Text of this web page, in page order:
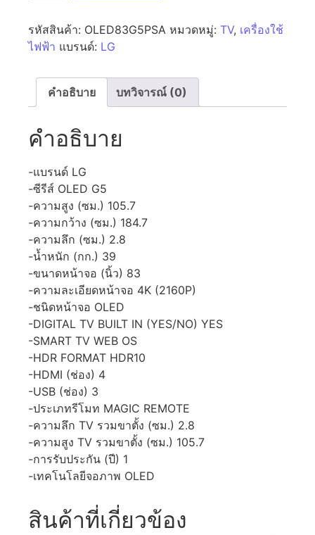
รหัสสินค้า: OLED83G5PSA หมวดหมู่: TV, เครื่องใช้
ไฟฟ้า แบรนด์: LG
คำอธิบาย บทวิจารณ์ (0)
คำอธิบาย
-แบรนด์ LG
-ซีรีส์ OLED G5
-ความสูง (ซม.) 105.7
-ความกว้าง (ซม.) 184.7
-ความลึก (ซม.) 2.8
-น้ำหนัก (กก.) 39
-ขนาดหน้าจอ (นิ้ว) 83
-ความละเอียดหน้าจอ 4K (2160P)
-ชนิดหน้าจอ OLED
-DIGITAL TV BUILT IN (YES/NO) YES
-SMART TV WEB OS
-HDR FORMAT HDR10
-HDMI (ช่อง) 4
-USB (ช่อง) 3
-ประเภทรีโมท MAGIC REMOTE
-ความลึก TV รวมขาตั้ง (ซม.) 2.8
-ความสูง TV รวมขาตั้ง (ซม.) 105.7
-การรับประกัน (ปี) 1
-เทคโนโลยีจอภาพ OLED
สินค้าที่เกี่ยวข้อง